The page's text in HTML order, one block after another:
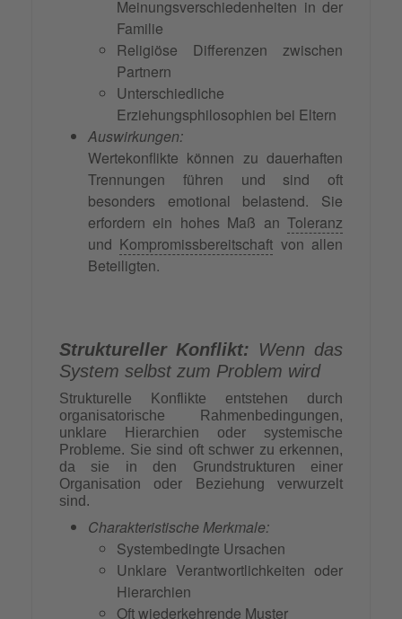
Meinungsverschiedenheiten in der
Familie
Religiöse Differenzen zwischen
Partnern
Unterschiedliche
Erziehungsphilosophien bei Eltern
Auswirkungen:
Wertekonflikte können zu dauerhaften
Trennungen führen und sind oft
besonders emotional belastend. Sie
erfordern ein hohes Maß an Toleranz
und Kompromissbereitschaft von allen
Beteiligten.
Struktureller Konflikt: Wenn das
System selbst zum Problem wird
Strukturelle Konflikte entstehen durch
organisatorische Rahmenbedingungen,
unklare Hierarchien oder systemische
Probleme. Sie sind oft schwer zu erkennen,
da sie in den Grundstrukturen einer
Organisation oder Beziehung verwurzelt
sind.
Charakteristische Merkmale:
Systembedingte Ursachen
Unklare Verantwortlichkeiten oder
Hierarchien
Oft wiederkehrende Muster